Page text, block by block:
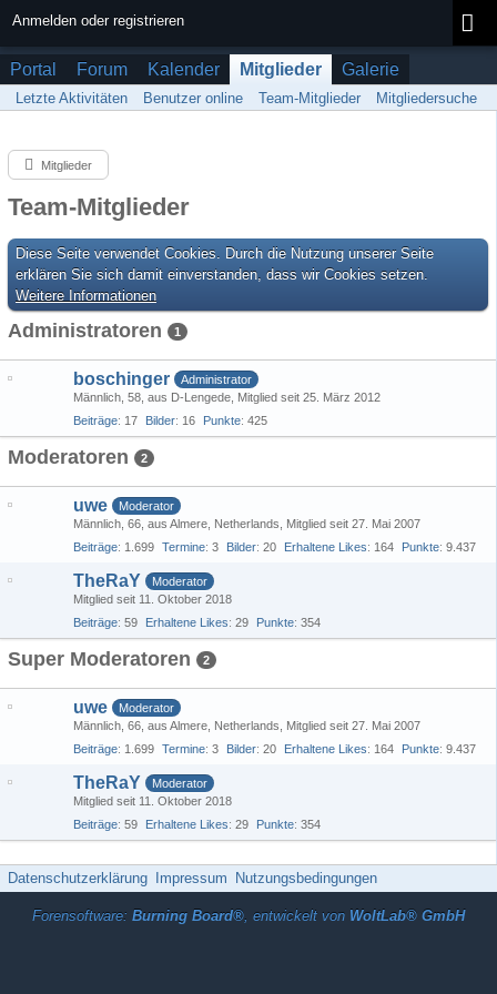
Anmelden oder registrieren
Portal Forum Kalender Mitglieder Galerie
Letzte Aktivitäten Benutzer online Team-Mitglieder Mitgliedersuche
Mitglieder
Team-Mitglieder
Diese Seite verwendet Cookies. Durch die Nutzung unserer Seite
erklären Sie sich damit einverstanden, dass wir Cookies setzen.
Weitere Informationen
Administratoren 1
boschinger
Administrator
Männlich 58 aus D-Lengede Mitglied seit 25. März 2012
Beiträge 17 Bilder 16 Punkte 425
Moderatoren 2
uwe
Moderator
Männlich 66 aus Almere, Netherlands
Mitglied seit 27. Mai 2007
Beiträge 1.699 Termine 3 Bilder 20 Erhaltene Likes 164 Punkte 9.437
TheRaY
Moderator
Mitglied seit 11. Oktober 2018
Beiträge 59 Erhaltene Likes 29 Punkte 354
Super Moderatoren 2
uwe
Moderator
Männlich 66 aus Almere, Netherlands
Mitglied seit 27. Mai 2007
Beiträge 1.699 Termine 3 Bilder 20 Erhaltene Likes 164 Punkte 9.437
TheRaY
Moderator
Mitglied seit 11. Oktober 2018
Beiträge 59 Erhaltene Likes 29 Punkte 354
Datenschutzerklärung Impressum Nutzungsbedingungen
Forensoftware: Burning Board®, entwickelt von WoltLab® GmbH